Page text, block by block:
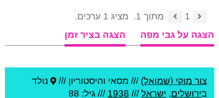
1 מתוך 1.
מציג 1 ערכים.
הצגה על גבי מפה
הצגה בציר זמן
צור מוקי (שמואל) /// מסאי והיסטוריון ///
נולד
בירושלים, ישראל///
1938 /// גיל: 88